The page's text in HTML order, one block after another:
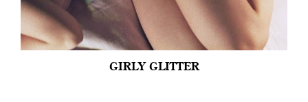
GIRLY GLITTER